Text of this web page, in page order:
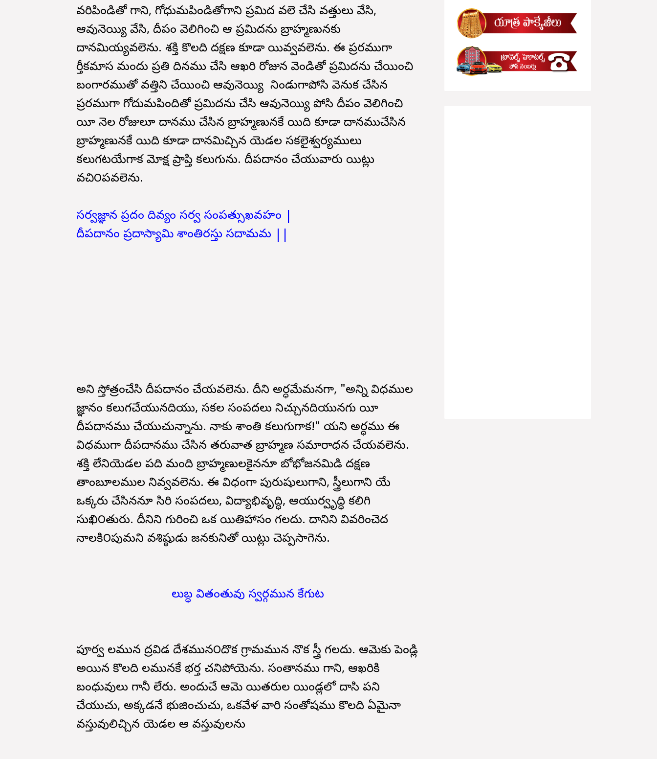
వరిపిండితో గాని, గోధుమపిండితోగాని ప్రమిద వలె చేసి వత్తులు వేసి,
ఆవునెయ్యి వేసి, దీపం వెలిగించి ఆ ప్రమిదను బ్రాహ్మణునకు
దానమియ్యవలెను. శక్తి కొలది దక్షణ కూడా యివ్వవలెను. ఈ ప్రకారముగా
కార్తీకమాస మందు ప్రతి దినము చేసి ఆఖరి రోజున వెండితో ప్రమిదను చేయించి
బంగారముతో వత్తిని చేయించి ఆవునెయ్యి నిండుగాపోసి వెనుక చేసిన
ప్రకారముగా గోదుమపిందితో ప్రమిదను చేసి ఆవునెయ్యి పోసి దీపం వెలిగించి
యీ నెల రోజులూ దానము చేసిన బ్రాహ్మణునకే యిది కూడా దానముచేసిన
బ్రాహ్మణునకే యిది కూడా దానమిచ్చిన యెడల సకలైశ్వర్యములు
కలుగటయేగాక మోక్ష ప్రాప్తి కలుగును. దీపదానం చేయువారు యిట్లు
వచి౦పవలెను.
సర్వజ్ఞాన ప్రదం దివ్యం సర్వ సంపత్సుఖవహం |
దీపదానం ప్రదాస్యామి శాంతిరస్తు సదామమ ||
అని స్తోత్రంచేసి దీపదానం చేయవలెను. దీని అర్ధమేమనగా, "అన్ని విధముల
జ్ఞానం కలుగచేయునదియు, సకల సంపదలు నిచ్చునదియునగు యీ
దీపదానము చేయుచున్నాను. నాకు శాంతి కలుగుగాక!" యని అర్ధము ఈ
విధముగా దీపదానము చేసిన తరువాత బ్రాహ్మణ సమారాధన చేయవలెను.
శక్తి లేనియెడల పది మంది బ్రాహ్మణులకైననూ బోభోజనమిడి దక్షణ
తాంబూలముల నివ్వవలెను. ఈ విధంగా పురుషులుగాని, స్త్రీలుగాని యే
ఒక్కరు చేసిననూ సిరి సంపదలు, విద్యాభివృద్ధి, ఆయుర్వృద్ధి కలిగి
సుఖి౦తురు. దీనిని గురించి ఒక యితిహాసం గలదు. దానిని వివరించెద
నాలకి౦పుమని వశిష్ఠుడు జనకునితో యిట్లు చెప్పసాగెను.
లుబ్ధ వితంతువు స్వర్గమున కేగుట
పూర్వ కాలమున ద్రవిడ దేశమున౦దొక గ్రామమున నొక స్త్రీ గలదు. ఆమెకు పెండ్లి
అయిన కొలది కాలమునకే భర్త చనిపోయెను. సంతానము గాని, ఆఖరికి
బంధువులు గానీ లేరు. అందుచే ఆమె యితరుల యిండ్లలో దాసి పని
చేయుచు, అక్కడనే భుజించుచు, ఒకవేళ వారి సంతోషము కొలది ఏమైనా
వస్తువులిచ్చిన యెడల ఆ వస్తువులను